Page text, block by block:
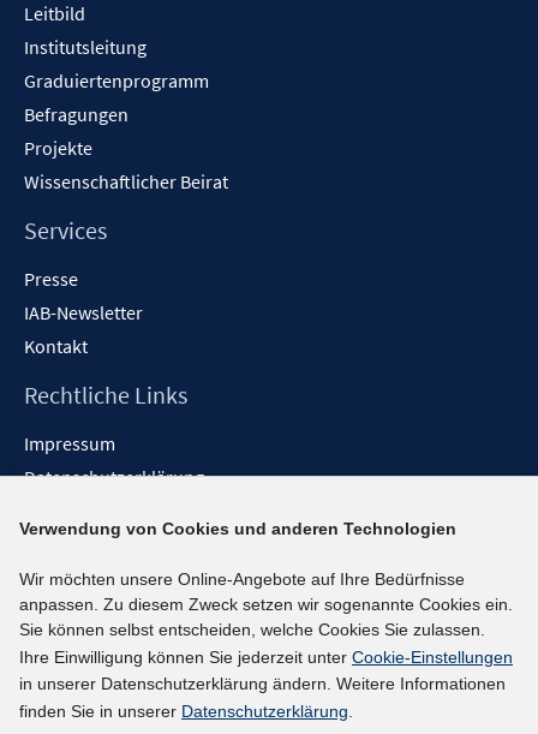
Leitbild
Institutsleitung
Graduiertenprogramm
Befragungen
Projekte
Wissenschaftlicher Beirat
Services
Presse
IAB-Newsletter
Kontakt
Rechtliche Links
Impressum
Datenschutzerklärung
Barrieren melden
Social-Media-Kanäle
BlueSky
YouTube
LinkedIn
Verwendung von Cookies und anderen Technologien
Wir möchten unsere Online-Angebote auf Ihre Bedürfnisse
anpassen. Zu diesem Zweck setzen wir sogenannte Cookies ein.
Sie können selbst entscheiden, welche Cookies Sie zulassen.
Ihre Einwilligung können Sie jederzeit unter Cookie-Einstellungen
in unserer Datenschutzerklärung ändern. Weitere Informationen
finden Sie in unserer Datenschutzerklärung.